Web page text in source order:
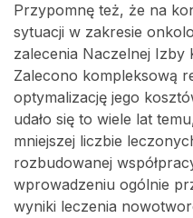
Przypomnę też, że na
sytuacji w zakresie
zalecenia Naczelnej Izby
Zalecono kompleksową
optymalizację jego
udało się to wiele lat
mniejszej liczbie
rozbudowanej
wprowadzeniu ogólnie
wyniki leczenia